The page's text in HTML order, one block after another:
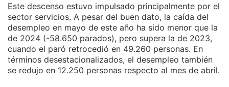
Este descenso estuvo impulsado principalmente por el
sector servicios. A pesar del buen dato, la caída del
desempleo en mayo de este año ha sido menor que la
de 2024 (-58.650 parados), pero supera la de 2023,
cuando el paró retrocedió en 49.260 personas. En
términos desestacionalizados, el desempleo también
se redujo en 12.250 personas respecto al mes de abril.